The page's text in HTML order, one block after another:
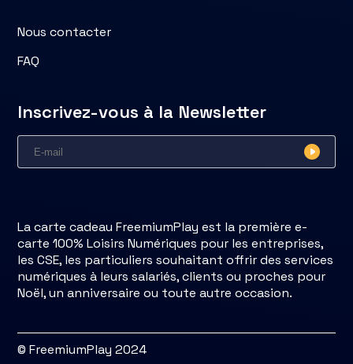
Nous contacter
FAQ
Inscrivez-vous à la Newsletter
La carte cadeau FreemiumPlay est la première e-
carte 100% Loisirs Numériques pour les entreprises,
les CSE, les particuliers souhaitant offrir des services
numériques à leurs salariés, clients ou proches pour
Noël, un anniversaire ou toute autre occasion.
© FreemiumPlay 2024